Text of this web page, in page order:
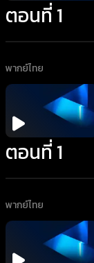
ตอนที่ 1
พากย์ไทย
ตอนที่ 1
พากย์ไทย